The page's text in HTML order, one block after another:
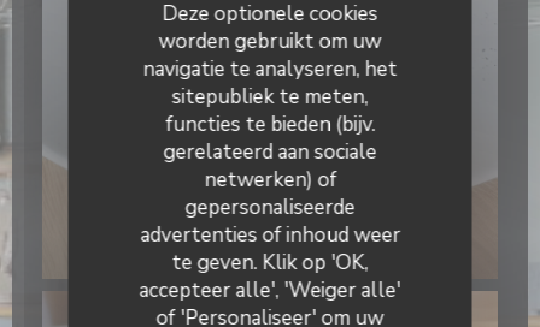
Deze optionele cookies
worden gebruikt om uw
navigatie te analyseren, het
sitepubliek te meten,
functies te bieden (bijv.
gerelateerd aan sociale
netwerken) of
gepersonaliseerde
advertenties of inhoud weer
te geven. Klik op 'OK,
accepteer alle', 'Weiger alle'
of 'Personaliseer' om uw